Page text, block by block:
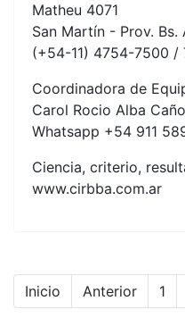
Matheu 4071
San Martín - Prov. Bs.
(+54-11) 4754-7500 /
Coordinadora de
Carol Rocio Alba
Whatsapp +54 911
Ciencia, criterio,
www.cirbba.com.ar
Inicio Anterior 1